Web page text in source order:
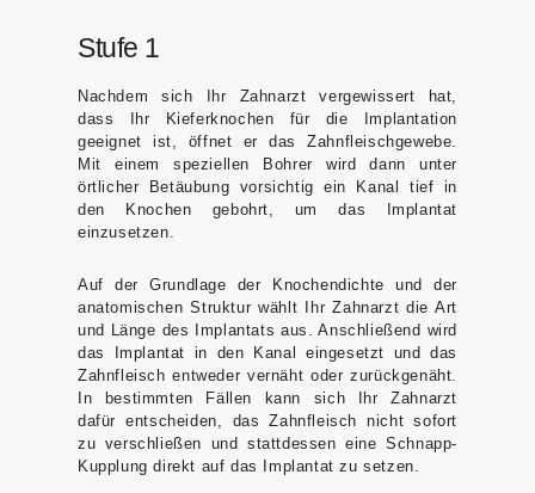
Stufe 1
Nachdem sich Ihr Zahnarzt vergewissert hat,
dass Ihr Kieferknochen für die Implantation
geeignet ist, öffnet er das Zahnfleischgewebe.
Mit einem speziellen Bohrer wird dann unter
örtlicher Betäubung vorsichtig ein Kanal tief in
den Knochen gebohrt, um das Implantat
einzusetzen.
Auf der Grundlage der Knochendichte und der
anatomischen Struktur wählt Ihr Zahnarzt die Art
und Länge des Implantats aus. Anschließend wird
das Implantat in den Kanal eingesetzt und das
Zahnfleisch entweder vernäht oder zurückgenäht.
In bestimmten Fällen kann sich Ihr Zahnarzt
dafür entscheiden, das Zahnfleisch nicht sofort
zu verschließen und stattdessen eine Schnapp-
Kupplung direkt auf das Implantat zu setzen.